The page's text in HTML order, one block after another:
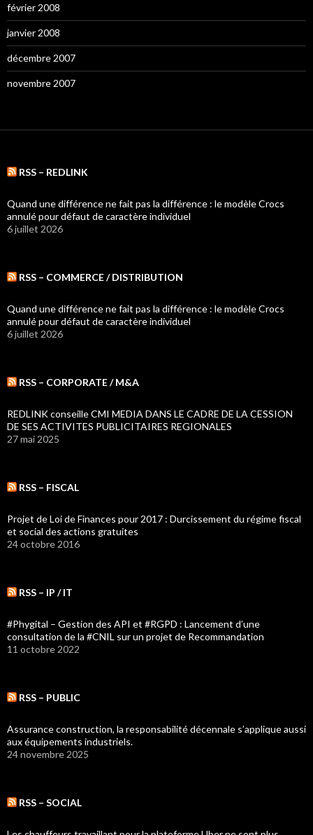
février 2008
janvier 2008
décembre 2007
novembre 2007
RSS – REDLINK
Quand une différence ne fait pas la différence : le modèle Crocs
annulé pour défaut de caractère individuel
6 juillet 2026
RSS – COMMERCE / DISTRIBUTION
Quand une différence ne fait pas la différence : le modèle Crocs
annulé pour défaut de caractère individuel
6 juillet 2026
RSS – CORPORATE / M&A
REDLINK conseille CMI MEDIA DANS LE CADRE DE LA CESSION
DE SES ACTIVITES PUBLICITAIRES REGIONALES
27 mai 2025
RSS – FISCAL
Projet de Loi de Finances pour 2017 : Durcissement du régime fiscal
et social des actions gratuites
24 octobre 2016
RSS – IP / IT
#Phygital – Gestion des API et #RGPD : Lancement d’une
consultation de la #CNIL sur un projet de Recommandation
11 octobre 2022
RSS – PUBLIC
Assurance construction, la responsabilité décennale s’applique aussi
aux équipements industriels.
24 novembre 2025
RSS – SOCIAL